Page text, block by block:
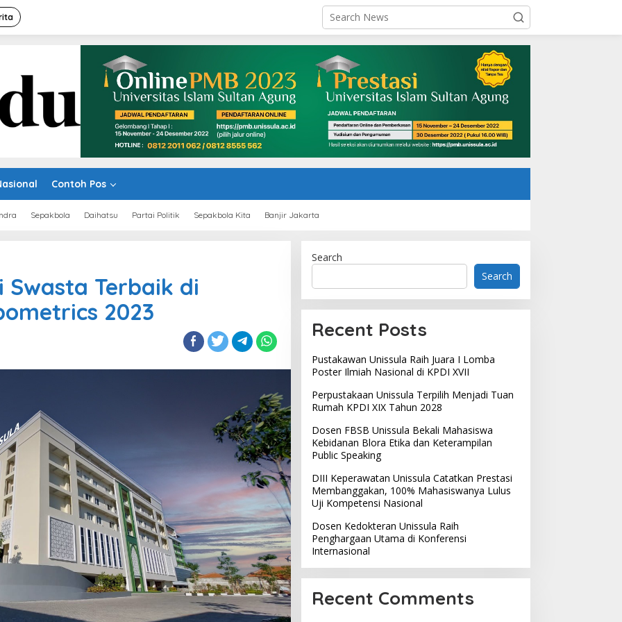
Contoh Pos
Sepakbola Daihatsu Partai Politik Sepakbola Kita Banjir Jakarta
Swasta Terbaik di
2023
Search
Search
Recent Posts
Pustakawan Unissula Raih Juara I Lomba
Poster Ilmiah Nasional di KPDI XVII
Perpustakaan Unissula Terpilih Menjadi Tuan
Rumah KPDI XIX Tahun 2028
Dosen FBSB Unissula Bekali Mahasiswa
Kebidanan Blora Etika dan Keterampilan
Public Speaking
DIII Keperawatan Unissula Catatkan Prestasi
Membanggakan, 100% Mahasiswanya Lulus
Uji Kompetensi Nasional
Dosen Kedokteran Unissula Raih
Penghargaan Utama di Konferensi
Internasional
Recent Comments